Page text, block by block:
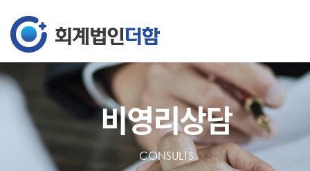
비영리상담
CONSULTS